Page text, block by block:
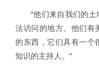
“他们来自我们的
法访问的地方。他们有
的东西，它们具有一个
知识的主持人。“